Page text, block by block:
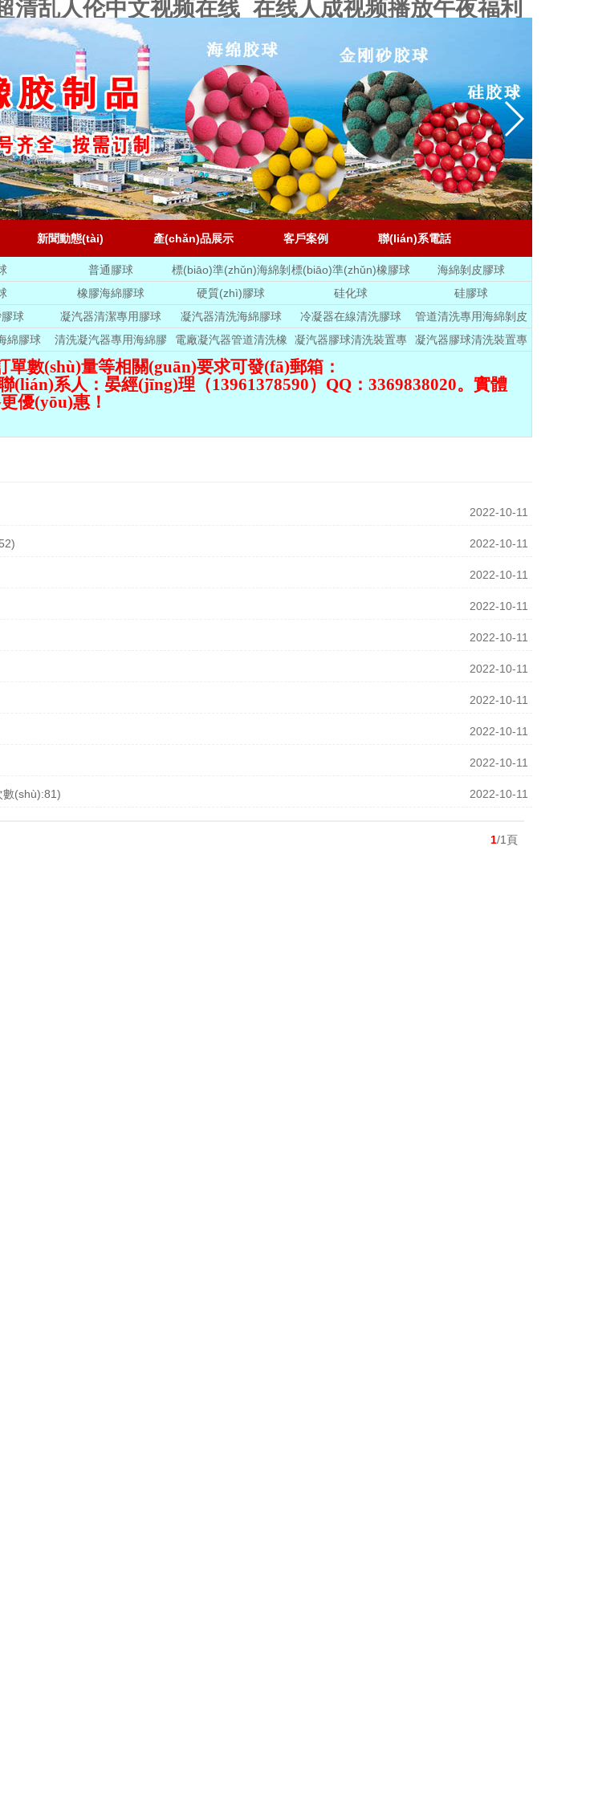
乱人伦中文视频在线_在线人成视频播放午夜福利
新聞動態(tài) 產(chǎn)品展示 客戶案例 聯(lián)系電話
普通膠球
標(biāo)準(zhǔn)海綿剝
皮膠球
標(biāo)準(zhǔn)橡膠球
海綿剝皮膠球
橡膠海綿膠球 硬質(zhì)膠球 硅化球
硅膠球
球 凝汽器清潔專用膠球 凝汽器清洗海綿膠球 冷凝器在線清洗膠球
管道清洗專用海綿剝皮
膠球
綿膠球
清洗凝汽器專用海綿膠
球
電廠凝汽器管道清洗橡
膠球
凝汽器膠球清洗裝置專
用剝皮膠球
凝汽器膠球清洗裝置專
訂單數(shù)量等相關(guān)要求可發(fā)郵箱：
系人：晏經(jīng)理（13961378590）QQ：3369838020。實體
更優(yōu)惠！
2022-10-11
2022-10-11
2022-10-11
2022-10-11
2022-10-11
2022-10-11
2022-10-11
2022-10-11
2022-10-11
2022-10-11
數(shù):81)
1/1頁